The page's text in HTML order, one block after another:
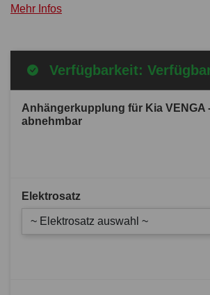
Mehr Infos
Verfügbarkeit:
Anhängerkupplung für Kia VENGA
abnehmbar
Elektrosatz
~ Elektrosatz auswahl ~